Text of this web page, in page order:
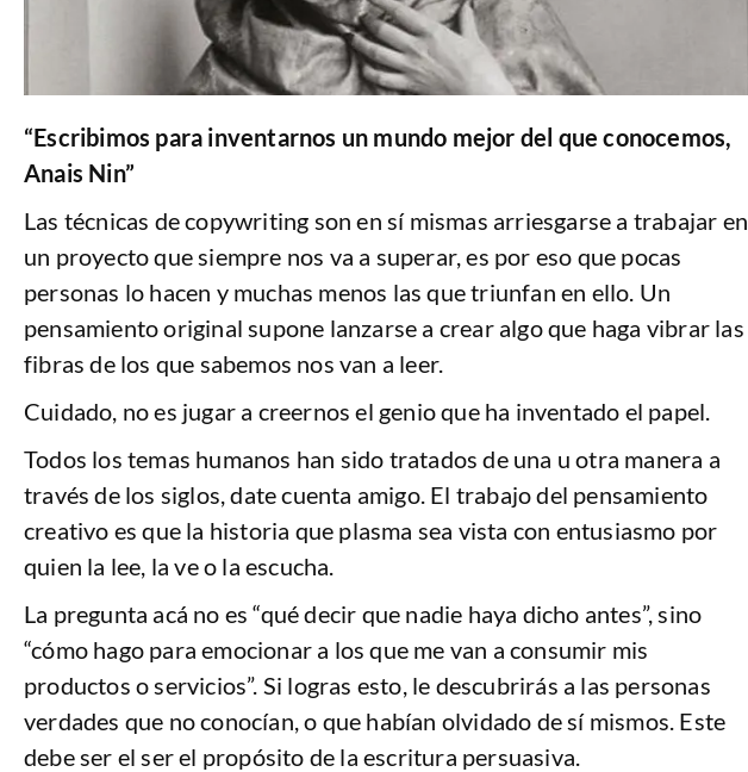
“Escribimos para inventarnos un mundo mejor del que conocemos,
Anais Nin”
Las técnicas de copywriting son en sí mismas arriesgarse a trabajar en
un proyecto que siempre nos va a superar, es por eso que pocas
personas lo hacen y muchas menos las que triunfan en ello. Un
pensamiento original supone lanzarse a crear algo que haga vibrar las
fibras de los que sabemos nos van a leer.
Cuidado, no es jugar a creernos el genio que ha inventado el papel.
Todos los temas humanos han sido tratados de una u otra manera a
través de los siglos, date cuenta amigo. El trabajo del pensamiento
creativo es que la historia que plasma sea vista con entusiasmo por
quien la lee, la ve o la escucha.
La pregunta acá no es “qué decir que nadie haya dicho antes”, sino
“cómo hago para emocionar a los que me van a consumir mis
productos o servicios”. Si logras esto, le descubrirás a las personas
verdades que no conocían, o que habían olvidado de sí mismos. Este
debe ser el ser el propósito de la escritura persuasiva.